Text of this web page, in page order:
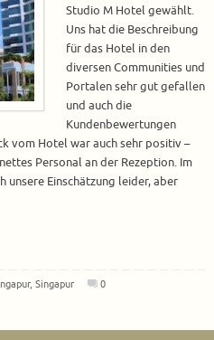
Studio M Hotel gewählt.
Uns hat die Beschreibung
für das Hotel in den
diversen Communities und
Portalen sehr gut gefallen
und auch die
Kundenbewertungen
vom Hotel war auch sehr positiv –
Personal an der Rezeption. Im
unsere Einschätzung leider, aber
,Singapur 0